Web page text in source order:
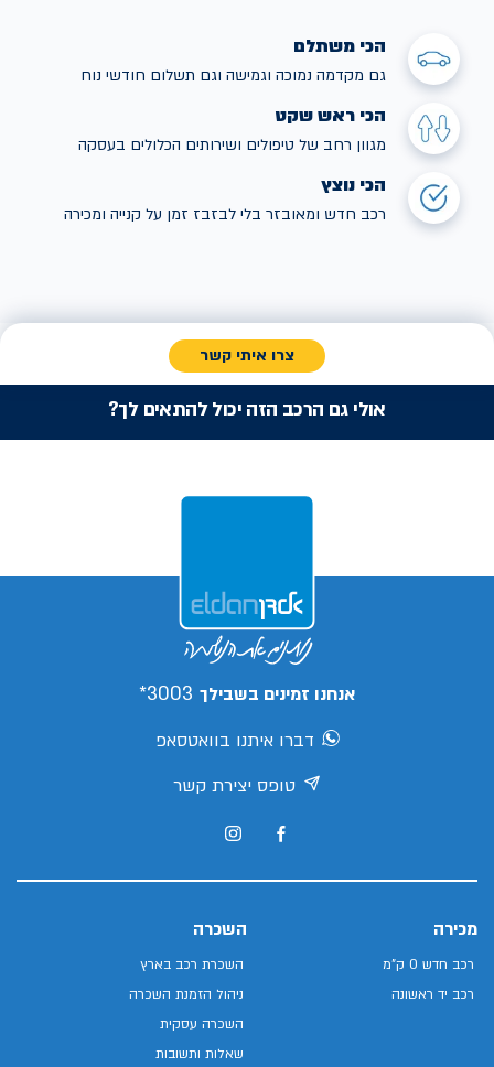
הכי משתלם
גם מקדמה נמוכה וגמישה וגם תשלום חודשי נוח
הכי ראש שקט
מגוון רחב של טיפולים ושירותים הכלולים בעסקה
הכי נוצץ
רכב חדש ומאובזר בלי לבזבז זמן על קנייה ומכירה
צרו איתי קשר
אולי גם הרכב הזה יכול להתאים לך?
אנחנו זמינים בשבילך 3003*
דברו איתנו בוואטסאפ
טופס יצירת קשר
מכירה
רכב חדש 0 ק"מ
רכב יד ראשונה
השכרה
השכרת רכב בארץ
ניהול הזמנת השכרה
השכרה עסקית
שאלות ותשובות